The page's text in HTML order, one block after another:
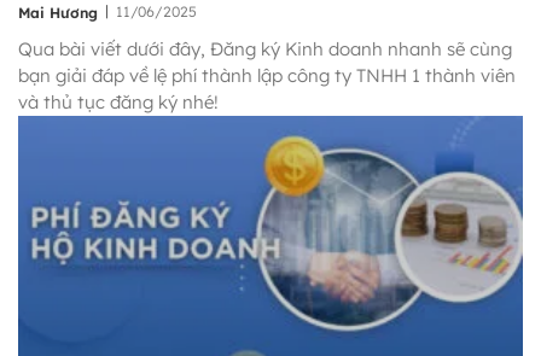
Mai Hương | 11/06/2025
Qua bài viết dưới đây, Đăng ký Kinh doanh nhanh sẽ cùng
bạn giải đáp về lệ phí thành lập công ty TNHH 1 thành viên
và thủ tục đăng ký nhé!